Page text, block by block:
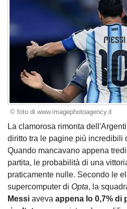
© foto di www.imagephotoagency.it
La clamorosa rimonta
diritto tra le pagine più incredibili
Quando mancavano appena
partita, le probabilità di una
praticamente nulle. Secondo le
supercomputer di Opta, la
Messi aveva appena lo 0,7% di